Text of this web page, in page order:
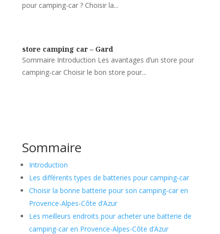
pour camping-car ? Choisir la...
store camping car – Gard
Sommaire Introduction Les avantages d’un store pour
camping-car Choisir le bon store pour...
Sommaire
Introduction
Les différents types de batteries pour camping-car
Choisir la bonne batterie pour son camping-car en
Provence-Alpes-Côte d’Azur
Les meilleurs endroits pour acheter une batterie de
camping-car en Provence-Alpes-Côte d’Azur